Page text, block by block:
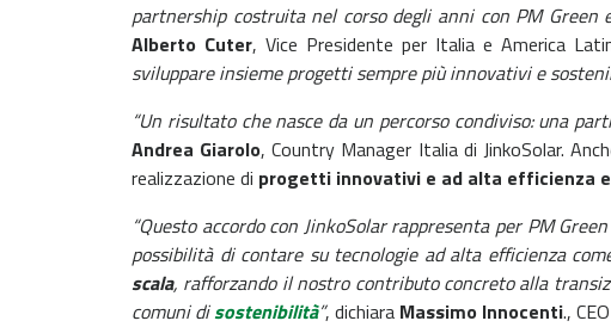
partnership costruita nel corso degli anni con PM
Alberto Cuter, Vice Presidente per Italia e America
sviluppare insieme progetti sempre più innovativi e
“Un risultato che nasce da un percorso condiviso: una
Andrea Giarolo, Country Manager Italia di JinkoSolar.
realizzazione di progetti innovativi e ad alta efficienza
“Questo accordo con JinkoSolar rappresenta per PM
possibilità di contare su tecnologie ad alta efficienza
scala, rafforzando il nostro contributo concreto alla
comuni disostenibilità”, dichiara Massimo Innocenti.,